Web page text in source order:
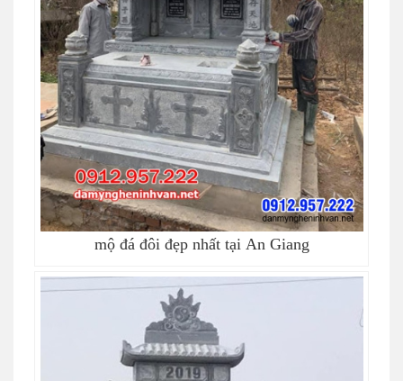
mộ đá đôi đẹp nhất tại An Giang